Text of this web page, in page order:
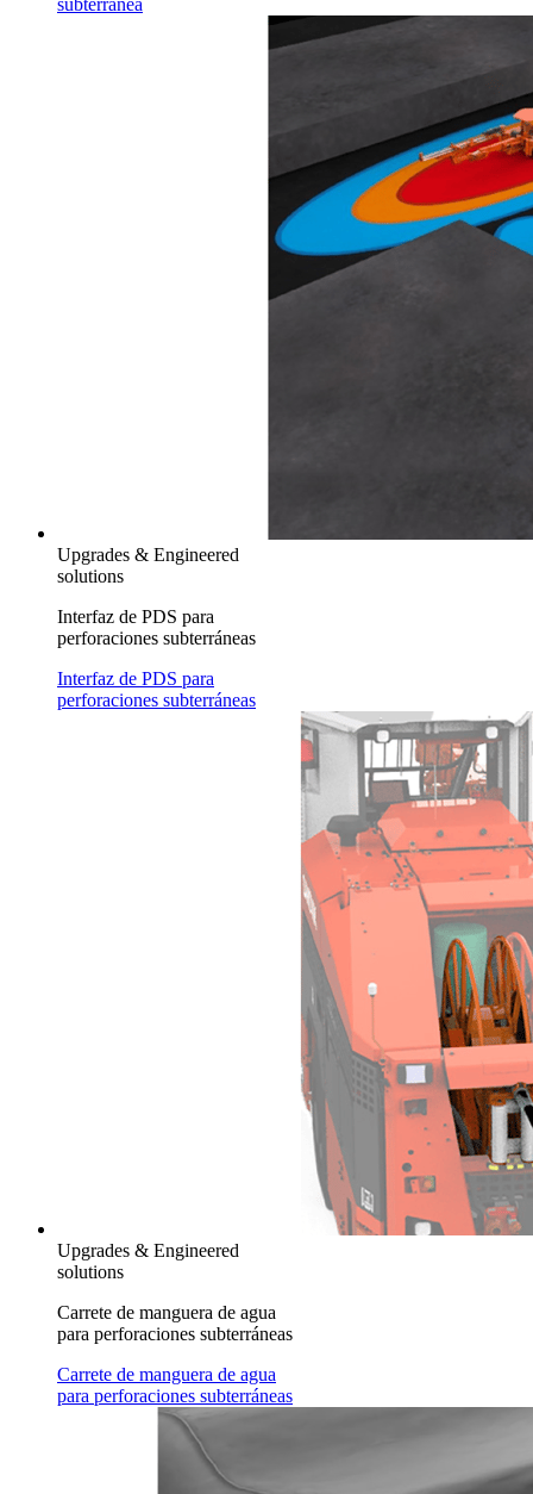
subterránea
Upgrades & Engineered
solutions
Interfaz de PDS para
perforaciones subterráneas
Interfaz de PDS para
perforaciones subterráneas
Upgrades & Engineered
solutions
Carrete de manguera de agua
para perforaciones subterráneas
Carrete de manguera de agua
para perforaciones subterráneas